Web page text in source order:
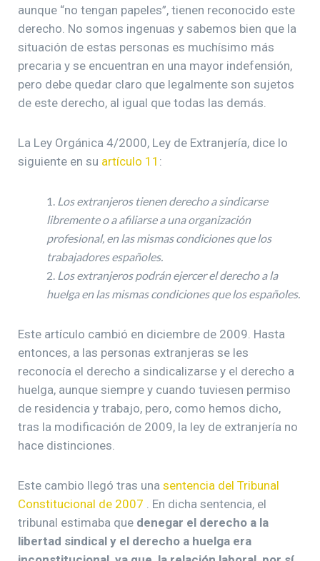
aunque “no tengan papeles”, tienen reconocido este
derecho. No somos ingenuas y sabemos bien que la
situación de estas personas es muchísimo más
precaria y se encuentran en una mayor indefensión,
pero debe quedar claro que legalmente son sujetos
de este derecho, al igual que todas las demás.
La Ley Orgánica 4/2000, Ley de Extranjería, dice lo
siguiente en su artículo 11 :
Los extranjeros tienen derecho a sindicarse
libremente o a afiliarse a una organización
profesional, en las mismas condiciones que los
trabajadores españoles.
Los extranjeros podrán ejercer el derecho a la
huelga en las mismas condiciones que los españoles.
Este artículo cambió en diciembre de 2009. Hasta
entonces, a las personas extranjeras se les
reconocía el derecho a sindicalizarse y el derecho a
huelga, aunque siempre y cuando tuviesen permiso
de residencia y trabajo, pero, como hemos dicho,
tras la modificación de 2009, la ley de extranjería no
hace distinciones.
Este cambio llegó tras una sentencia del Tribunal
Constitucional de 2007 . En dicha sentencia, el
tribunal estimaba que denegar el derecho a la
libertad sindical y el derecho a huelga era